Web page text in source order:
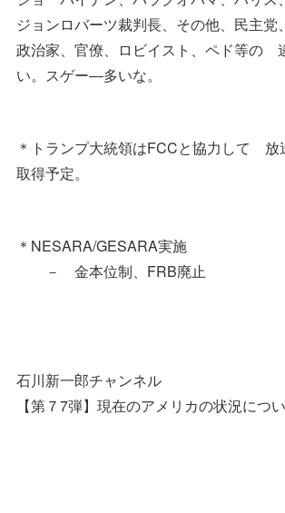
ジョンロバーツ裁判長、その他、民主党
政治家、官僚、ロビイスト、ペド等の
い。スゲー―多いな。
＊トランプ大統領はFCCと協力して 放
取得予定。
＊NESARA/GESARA実施
－ 金本位制、FRB廃止
石川新一郎チャンネル
【第７7弾】現在のアメリカの状況につ